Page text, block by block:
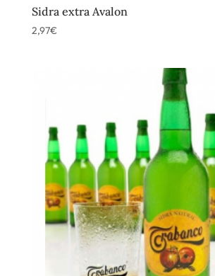
Sidra extra Avalon
2,97€